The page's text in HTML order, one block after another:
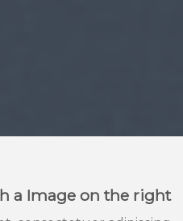
a Image on the right